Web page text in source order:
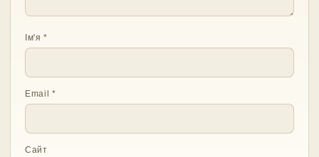
Ім'я*
Email*
Сайт